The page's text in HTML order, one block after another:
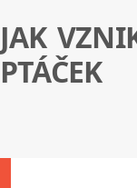
JAK
PTÁČEK